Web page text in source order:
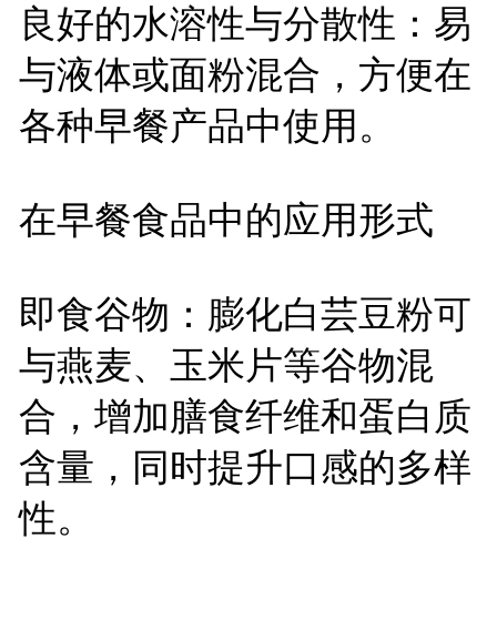
良好的水溶性与分散性：易
与液体或面粉混合，方便在
各种早餐产品中使用。
在早餐食品中的应用形式
即食谷物：膨化白芸豆粉可
与燕麦、玉米片等谷物混
合，增加膳食纤维和蛋白质
含量，同时提升口感的多样
性。